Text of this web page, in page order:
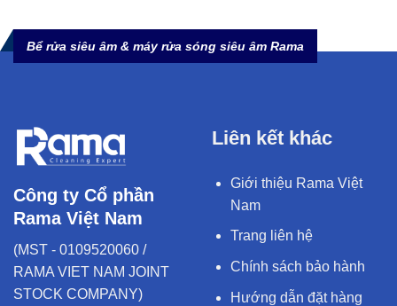
Bể rửa siêu âm & máy rửa sóng siêu âm Rama
Công ty Cổ phần
Rama Việt Nam
(MST - 0109520060 /
RAMA VIET NAM JOINT
STOCK COMPANY)
Liên kết khác
Giới thiệu Rama Việt
Nam
Trang liên hệ
Chính sách bảo hành
Hướng dẫn đặt hàng